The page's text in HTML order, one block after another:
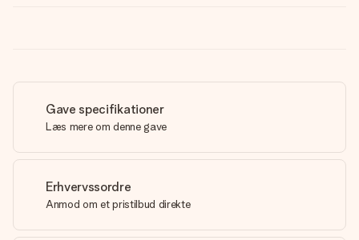
Gave specifikationer
Læs mere om denne gave
Erhvervssordre
Anmod om et pristilbud direkte